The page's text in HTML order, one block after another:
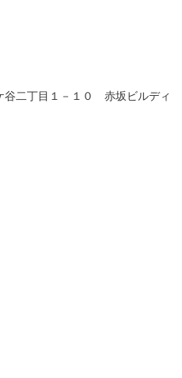
谷二丁目１－１０ 赤坂ビルディ